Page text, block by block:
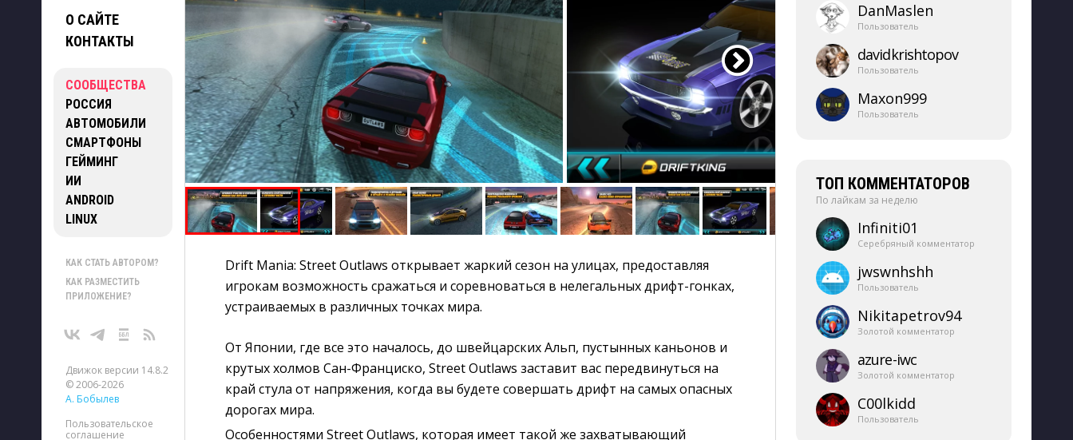
О САЙТЕ
КОНТАКТЫ
СООБЩЕСТВА
РОССИЯ
АВТОМОБИЛИ
СМАРТФОНЫ
ГЕЙМИНГ
ИИ
ANDROID
LINUX
КАК СТАТЬ АВТОРОМ?
КАК РАЗМЕСТИТЬ
ПРИЛОЖЕНИЕ?
Движок версии 14.8.2
© 2006-2026
А. Бобылев
Пользовательское
соглашение
Drift Mania: Street Outlaws открывает жаркий сезон на улицах, предоставляя
игрокам возможность сражаться и соревноваться в нелегальных дрифт-гонках,
устраиваемых в различных точках мира.
От Японии, где все это началось, до швейцарских Альп, пустынных каньонов и
крутых холмов Сан-Франциско, Street Outlaws заставит вас передвинуться на
край стула от напряжения, когда вы будете совершать дрифт на самых опасных
дорогах мира.
Особенностями Street Outlaws, которая имеет такой же захватывающий
DanMaslen
Пользователь
davidkrishtopov
Пользователь
Maxon999
Пользователь
ТОП КОММЕНТАТОРОВ
По лайкам за неделю
Infiniti01
Серебряный комментатор
jwswnhshh
Пользователь
Nikitapetrov94
Золотой комментатор
azure-​iwc
Золотой комментатор
C00lkidd
Пользователь